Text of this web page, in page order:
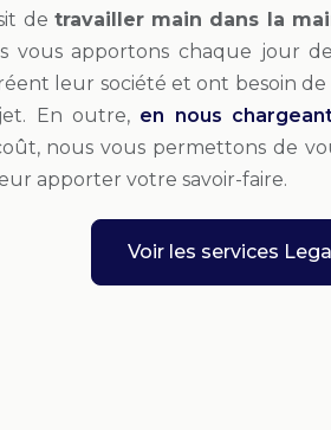
de travailler main dans la
vous apportons chaque jour
leur société et ont besoin de
En outre, en nous
nous vous permettons de
apporter votre savoir-faire.
Voir les services